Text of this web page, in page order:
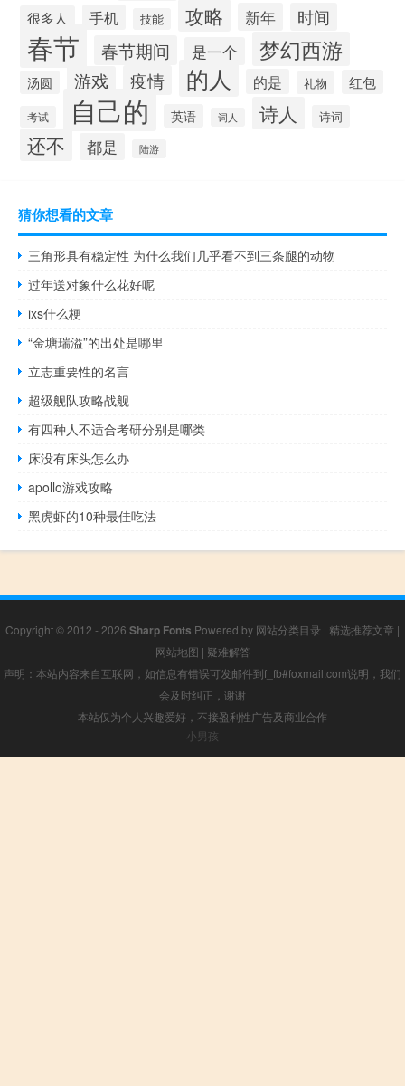
很多人 手机 技能 攻略 新年 时间
春节 春节期间 是一个 梦幻西游
汤圆 游戏 疫情 的人 的是 礼物 红包
考试 自己的 英语 词人 诗人 诗词
还不 都是 陆游
猜你想看的文章
三角形具有稳定性 为什么我们几乎看不到三条腿的动物
过年送对象什么花好呢
ixs什么梗
“金塘瑞溢”的出处是哪里
立志重要性的名言
超级舰队攻略战舰
有四种人不适合考研分别是哪类
床没有床头怎么办
apollo游戏攻略
黑虎虾的10种最佳吃法
Copyright © 2012 - 2026 Sharp Fonts Powered by 网站分类目录 | 精选推荐文章 |
网站地图 | 疑难解答
声明：本站内容来自互联网，如信息有错误可发邮件到f_fb#foxmail.com说明，我们
会及时纠正，谢谢
本站仅为个人兴趣爱好，不接盈利性广告及商业合作
小男孩